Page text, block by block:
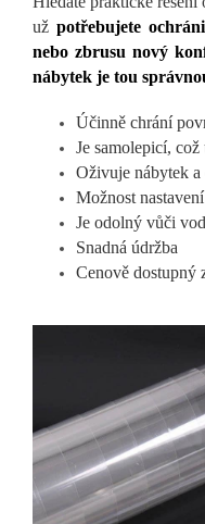
užpotřebujete
nebo zbrusu nový
nábytek je tou
Účinně chrání
Je samolepicí,
Oživuje nábytek a
Možnost
Je odolný vůči
Snadná údržba
Cenově dostupný